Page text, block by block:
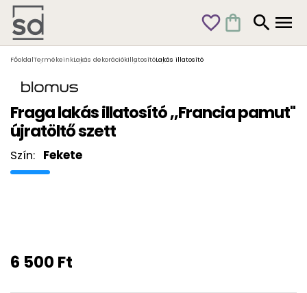
favorite_outline shopping_bag search menu
FőoldalTermékeinkLakás dekorációkIllatosítóLakás illatosító
Fraga lakás illatosító ,,Francia pamut"
újratöltő szett
6 500 Ft
Szín: Fekete